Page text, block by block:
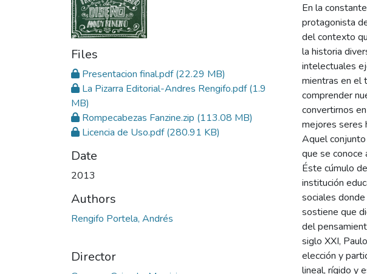
Files
Presentacion final.pdf(22.29 MB)
La Pizarra Editorial-Andres Rengifo.pdf(1.9
MB)
Rompecabezas Fanzine.zip (113.08 MB)
Licencia de Uso.pdf(280.91 KB)
Date
2013
Authors
Rengifo Portela, Andrés
Director
En la
protagonista
del contexto
la historia
intelectuales
mientras en el
comprender
convertirnos
mejores seres
Aquel
que se conoce
Éste cúmulo
institución
sociales
sostiene que
del
siglo XXI,
elección y
lineal, rígido y